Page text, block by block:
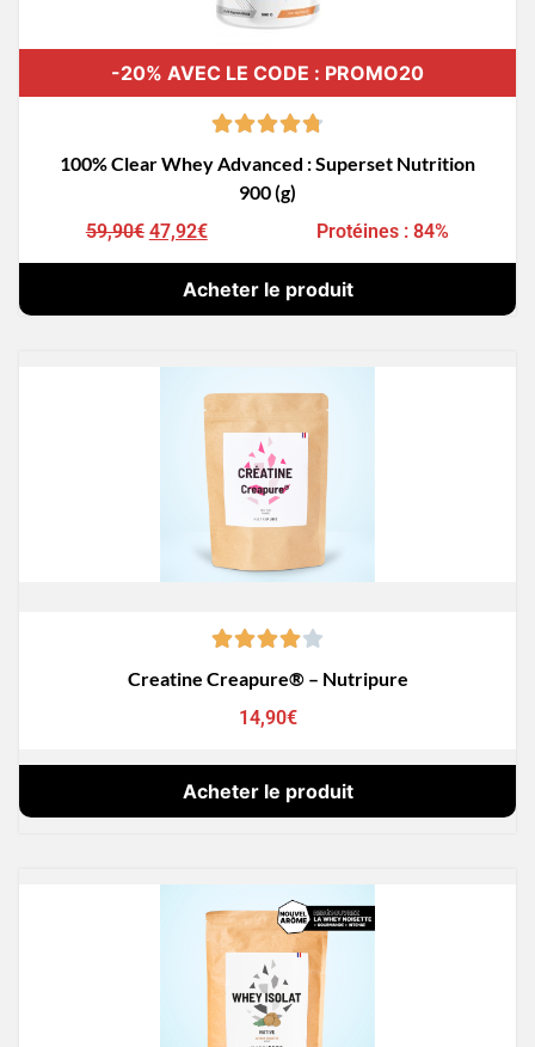
-20% AVEC LE CODE : PROMO20
100% Clear Whey Advanced : Superset Nutrition
900 (g)
59,90€ 47,92€ Protéines : 84%
Acheter le produit
Creatine Creapure® – Nutripure
14,90€
Acheter le produit